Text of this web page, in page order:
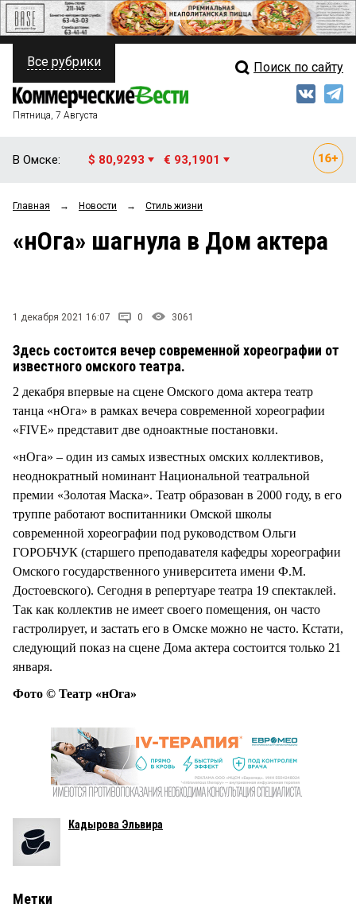
ПОЛИТИКА
ФИНАНСЫ
ОБЩЕСТВО
ЗАКОН
ПРОИСШЕСТВИЯ
СТИЛЬ ЖИЗНИ
Свежий выпуск
Рейтинги
Все рубрики Поиск по сайту
Пятница, 7 Августа
В Омске: $ 80,9293 € 93,1901
Главная → Новости → Стиль жизни
«нОга» шагнула в Дом актера
1 декабря 2021 16:07 0 3061
Здесь состоится вечер современной хореографии от
известного омского театра.
2 декабря впервые на сцене Омского дома актера театр
танца «нОга» в рамках вечера современной хореографии
«FIVE» представит две одноактные постановки.
«нОга» – один из самых известных омских коллективов,
неоднократный номинант Национальной театральной
премии «Золотая Маска». Театр образован в 2000 году, в его
труппе работают воспитанники Омской школы
современной хореографии под руководством Ольги
ГОРОБЧУК (старшего преподавателя кафедры хореографии
Омского государственного университета имени Ф.М.
Достоевского). Сегодня в репертуаре театра 19 спектаклей.
Так как коллектив не имеет своего помещения, он часто
гастролирует, и застать его в Омске можно не часто. Кстати,
следующий показ на сцене Дома актера состоится только 21
января.
Фото © Театр «нОга»
Кадырова Эльвира
Метки